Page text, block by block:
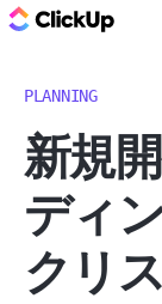
PLANNING
新規
ディ
クリ